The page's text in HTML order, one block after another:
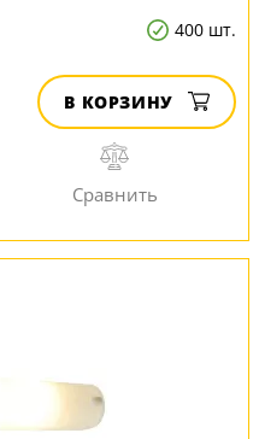
400 шт.
В КОРЗИНУ